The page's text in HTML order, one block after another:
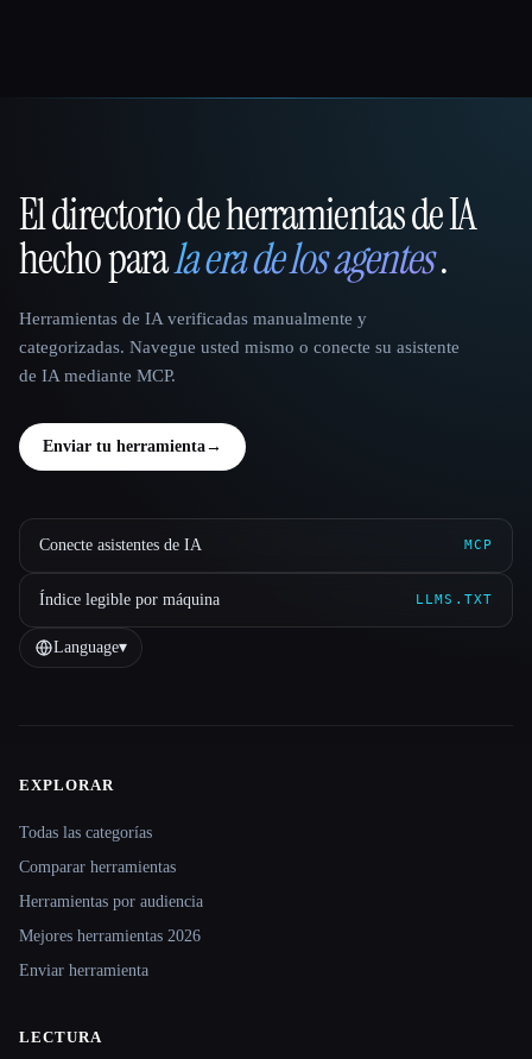
That AI Collection
El directorio de herramientas de IA
hecho parala era de los agentes.
Herramientas de IA verificadas manualmente y
categorizadas. Navegue usted mismo o conecte su asistente
de IA mediante MCP.
Enviar tu herramienta→
Conecte asistentes de IA MCP
Índice legible por máquina LLMS.TXT
Language▾
Site navigation
EXPLORAR
Todas las categorías
Comparar herramientas
Herramientas por audiencia
Mejores herramientas 2026
Enviar herramienta
LECTURA